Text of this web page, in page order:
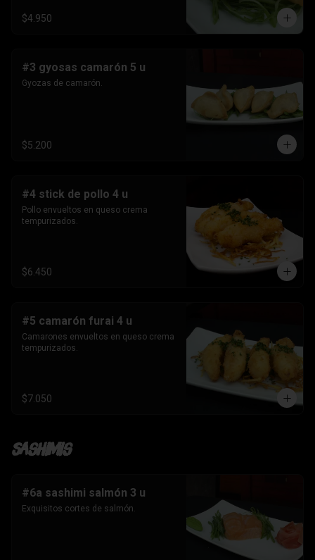
$4.950
#3 gyosas camarón 5 u
Gyozas de camarón.
$5.200
#4 stick de pollo 4 u
Pollo envueltos en queso crema
tempurizados.
$6.450
#5 camarón furai 4 u
Camarones envueltos en queso crema
tempurizados.
$7.050
Sashimis
#6a sashimi salmón 3 u
Exquisitos cortes de salmón.